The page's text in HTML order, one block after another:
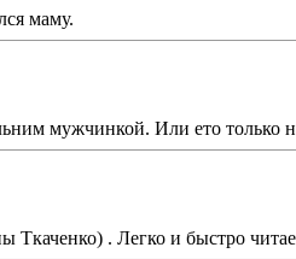
маму.
мужчинкой. Или ето только
. Легко и быстро